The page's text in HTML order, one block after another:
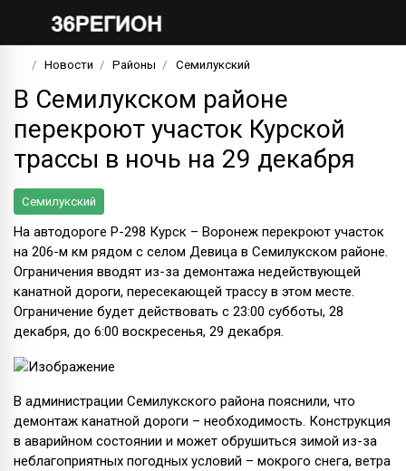
Новости Районы Семилукский
В Семилукском районе
перекроют участок Курской
трассы в ночь на 29 декабря
Семилукский
На автодороге Р-298 Курск – Воронеж перекроют участок
на 206-м км рядом с селом Девица в Семилукском районе.
Ограничения вводят из-за демонтажа недействующей
канатной дороги, пересекающей трассу в этом месте.
Ограничение будет действовать с 23:00 субботы, 28
декабря, до 6:00 воскресенья, 29 декабря.
В администрации Семилукского района пояснили, что
демонтаж канатной дороги – необходимость. Конструкция
в аварийном состоянии и может обрушиться зимой из-за
неблагоприятных погодных условий – мокрого снега, ветра